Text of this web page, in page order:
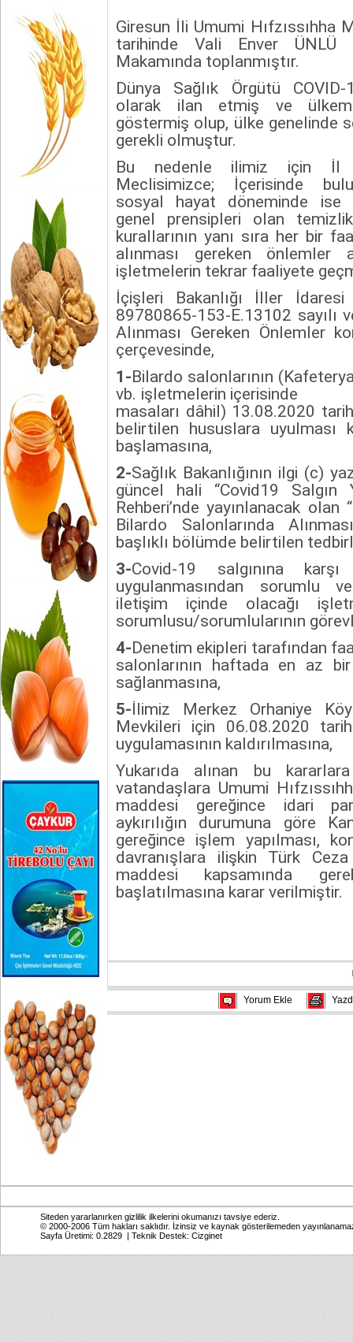
Giresun İli Umumi
tarihinde Vali Enver ÜNLÜ
Makamında toplanmıştır.
Dünya Sağlık Örgütü COVID-
olarak ilan etmiş ve
göstermiş olup, ülke genelinde
gerekli olmuştur.
Bu nedenle ilimiz için İl
Meclisimizce; İçerisinde
sosyal hayat döneminde ise
genel prensipleri olan
kurallarının yanı sıra her bir
alınması gereken önlemler
işletmelerin tekrar faaliyete
İçişleri Bakanlığı İller
89780865-153-E.13102 sayılı
Alınması Gereken Önlemler
çerçevesinde,
1-Bilardo salonlarının
vb. işletmelerin
masaları dâhil) 13.08.2020
belirtilen hususlara uyulması
başlamasına,
2-Sağlık Bakanlığının ilgi (c)
güncel hali “Covid­19 Salgın
Rehberi’nde yayınlanacak olan
Bilardo Salonlarında
başlıklı bölümde belirtilen
3-Covid­-19 salgınına
uygulanmasından sorumlu
iletişim içinde olacağı
sorumlusu/sorumlularının
4-Denetim ekipleri tarafından
salonlarının haftada en az
sağlanmasına,
5-İlimiz Merkez Orhaniye
Mevkileri için 06.08.2020
uygulamasının kaldırılmasına,
Yukarıda alınan bu
vatandaşlara Umumi
maddesi gereğince idari
aykırılığın durumuna göre
gereğince işlem yapılması,
davranışlara ilişkin Türk
maddesi kapsamında
başlatılmasına karar verilmiştir.
Yorum Ekle
Siteden yararlanırken gizlilik ilkelerini okumanızı tavsiye ederiz.
© 2000-2006 Tüm hakları saklıdır. İzinsiz ve kaynak gösterilemeden
Sayfa Üretimi: 0.2829 | Teknik Destek: Cizginet